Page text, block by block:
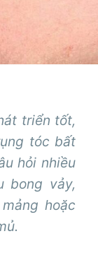
triển tốt,
tóc bất
hỏi nhiều
bong vảy,
hoặc